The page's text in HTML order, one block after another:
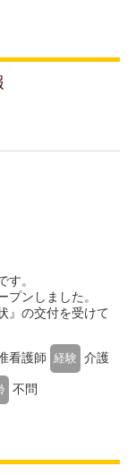
。
ンしました。
』の交付を受けて
看護師 経験 介護
不問